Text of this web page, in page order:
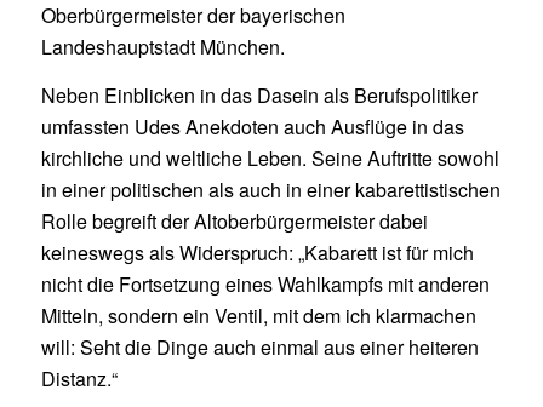
Oberbürgermeister der bayerischen
Landeshauptstadt München.
Neben Einblicken in das Dasein als Berufspolitiker
umfassten Udes Anekdoten auch Ausflüge in das
kirchliche und weltliche Leben. Seine Auftritte sowohl
in einer politischen als auch in einer kabarettistischen
Rolle begreift der Altoberbürgermeister dabei
keineswegs als Widerspruch: „Kabarett ist für mich
nicht die Fortsetzung eines Wahlkampfs mit anderen
Mitteln, sondern ein Ventil, mit dem ich klarmachen
will: Seht die Dinge auch einmal aus einer heiteren
Distanz.“